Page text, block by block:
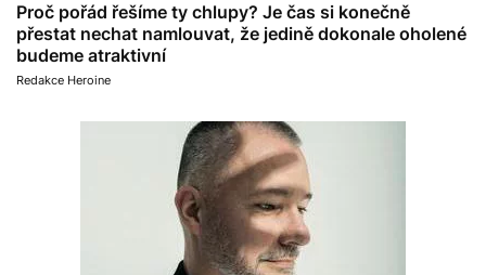
Proč pořád řešíme ty chlupy? Je čas si konečně
přestat nechat namlouvat, že jedině dokonale oholené
budeme atraktivní
Redakce Heroine